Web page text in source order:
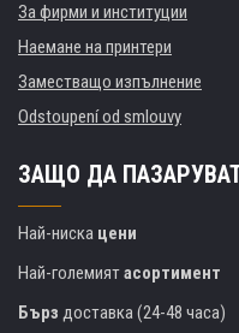
За фирми и институции
Наемане на принтери
Заместващо изпълнение
Odstoupení od smlouvy
ЗАЩО ДА
Най-ниска цени
Най-големиятасортимент
Бърз доставка (24-48 часа)